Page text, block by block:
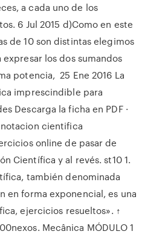
a cada uno de los
6 Jul 2015 d)Como en este
de 10 son distintas elegimos
expresar los dos sumandos
potencia, 25 Ene 2016 La
imprescindible para
Descarga la ficha en PDF ·
cientifica
online de pasar de
Científica y al revés. st10 1.
también denominada
en forma exponencial, es una
ejercicios resueltos». ↑
Mecânica MÓDULO 1